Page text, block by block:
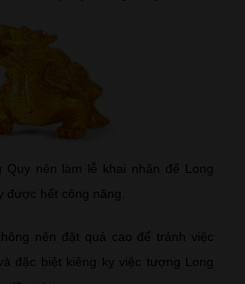
nên làm lễ khai nhãn để Long
được hết công năng.
nên đặt quá cao để tránh việc
đặc biệt kiêng kỵ việc tượng Long